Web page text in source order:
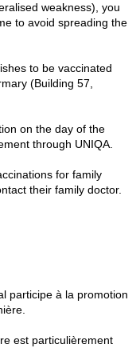
weakness), you
to avoid spreading the
to be vaccinated
(Building 57,
on the day of the
through UNIQA.
for family
their family doctor.
participe à la promotion
est particulièrement